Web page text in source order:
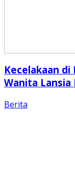
Kecelakaan di
Wanita Lansia
Berita